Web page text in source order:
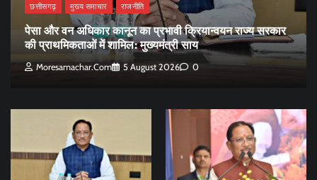
छत्तीसगढ़ मुख्य समाचार राजनीति
पेसा और वन अधिकार कानून का प्रभावी क्रियान्वयन राज्य सरकार
की प्राथमिकताओं में शामिल: मुख्यमंत्री साय
Moresamachar.com 5 August 2026 0